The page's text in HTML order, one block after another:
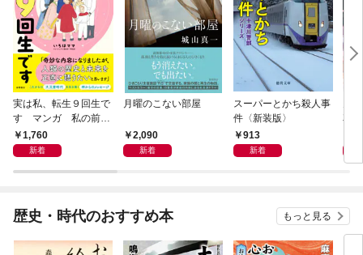
実は私、転生９回生で
す マンガ 私の前世
物語1,760
新着
月曜のこない部屋
2,090
新着
スーパーとかち殺人事
件〈新装版〉
913
新着
花
歴史・時代のおすすめ本 もっと見る